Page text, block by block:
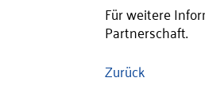
Für weitere
Partnerschaft.
Zurück